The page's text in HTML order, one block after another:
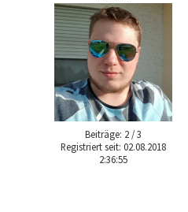
Beiträge: 2 / 3
Registriert seit: 02.08.2018
2:36:55